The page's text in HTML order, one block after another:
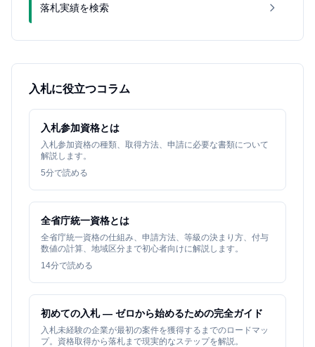
落札実績を検索
入札に役立つコラム
入札参加資格とは
入札参加資格の種類、取得方法、申請に必要な書類について
解説します。
5分で読める
全省庁統一資格とは
全省庁統一資格の仕組み、申請方法、等級の決まり方、付与
数値の計算、地域区分まで初心者向けに解説します。
14分で読める
初めての入札 — ゼロから始めるための完全ガイド
入札未経験の企業が最初の案件を獲得するまでのロードマッ
プ。資格取得から落札まで現実的なステップを解説。